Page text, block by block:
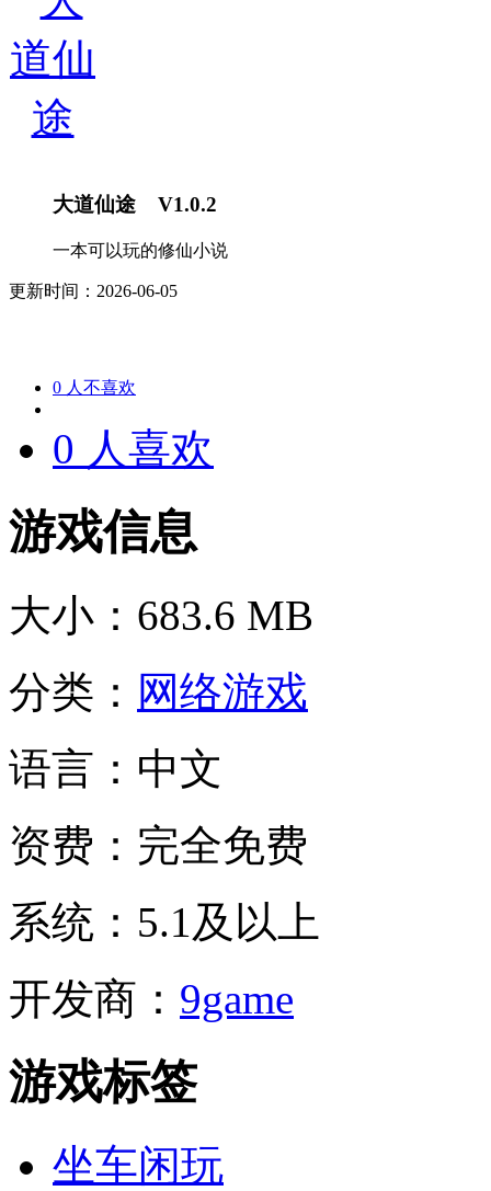
大道仙途 V1.0.2
一本可以玩的修仙小说
更新时间：2026-06-05
0 人不喜欢
0 人喜欢
游戏信息
大小： 683.6 MB
分类： 网络游戏
语言： 中文
资费： 完全免费
系统： 5.1及以上
开发商： 9game
游戏标签
坐车闲玩